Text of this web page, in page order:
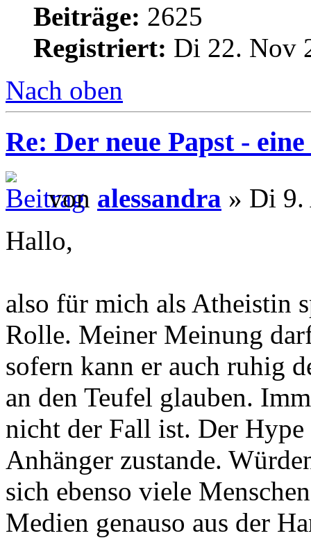
Beiträge: 2625
Registriert: Di 22. Nov
Nach oben
Re: Der neue Papst -
von alessandra » Di 9.
Hallo,
also für mich als Atheistin
Rolle. Meiner Meinung
sofern kann er auch ruhig
an den Teufel glauben.
nicht der Fall ist. Der
Anhänger zustande.
sich ebenso viele
Medien genauso aus der